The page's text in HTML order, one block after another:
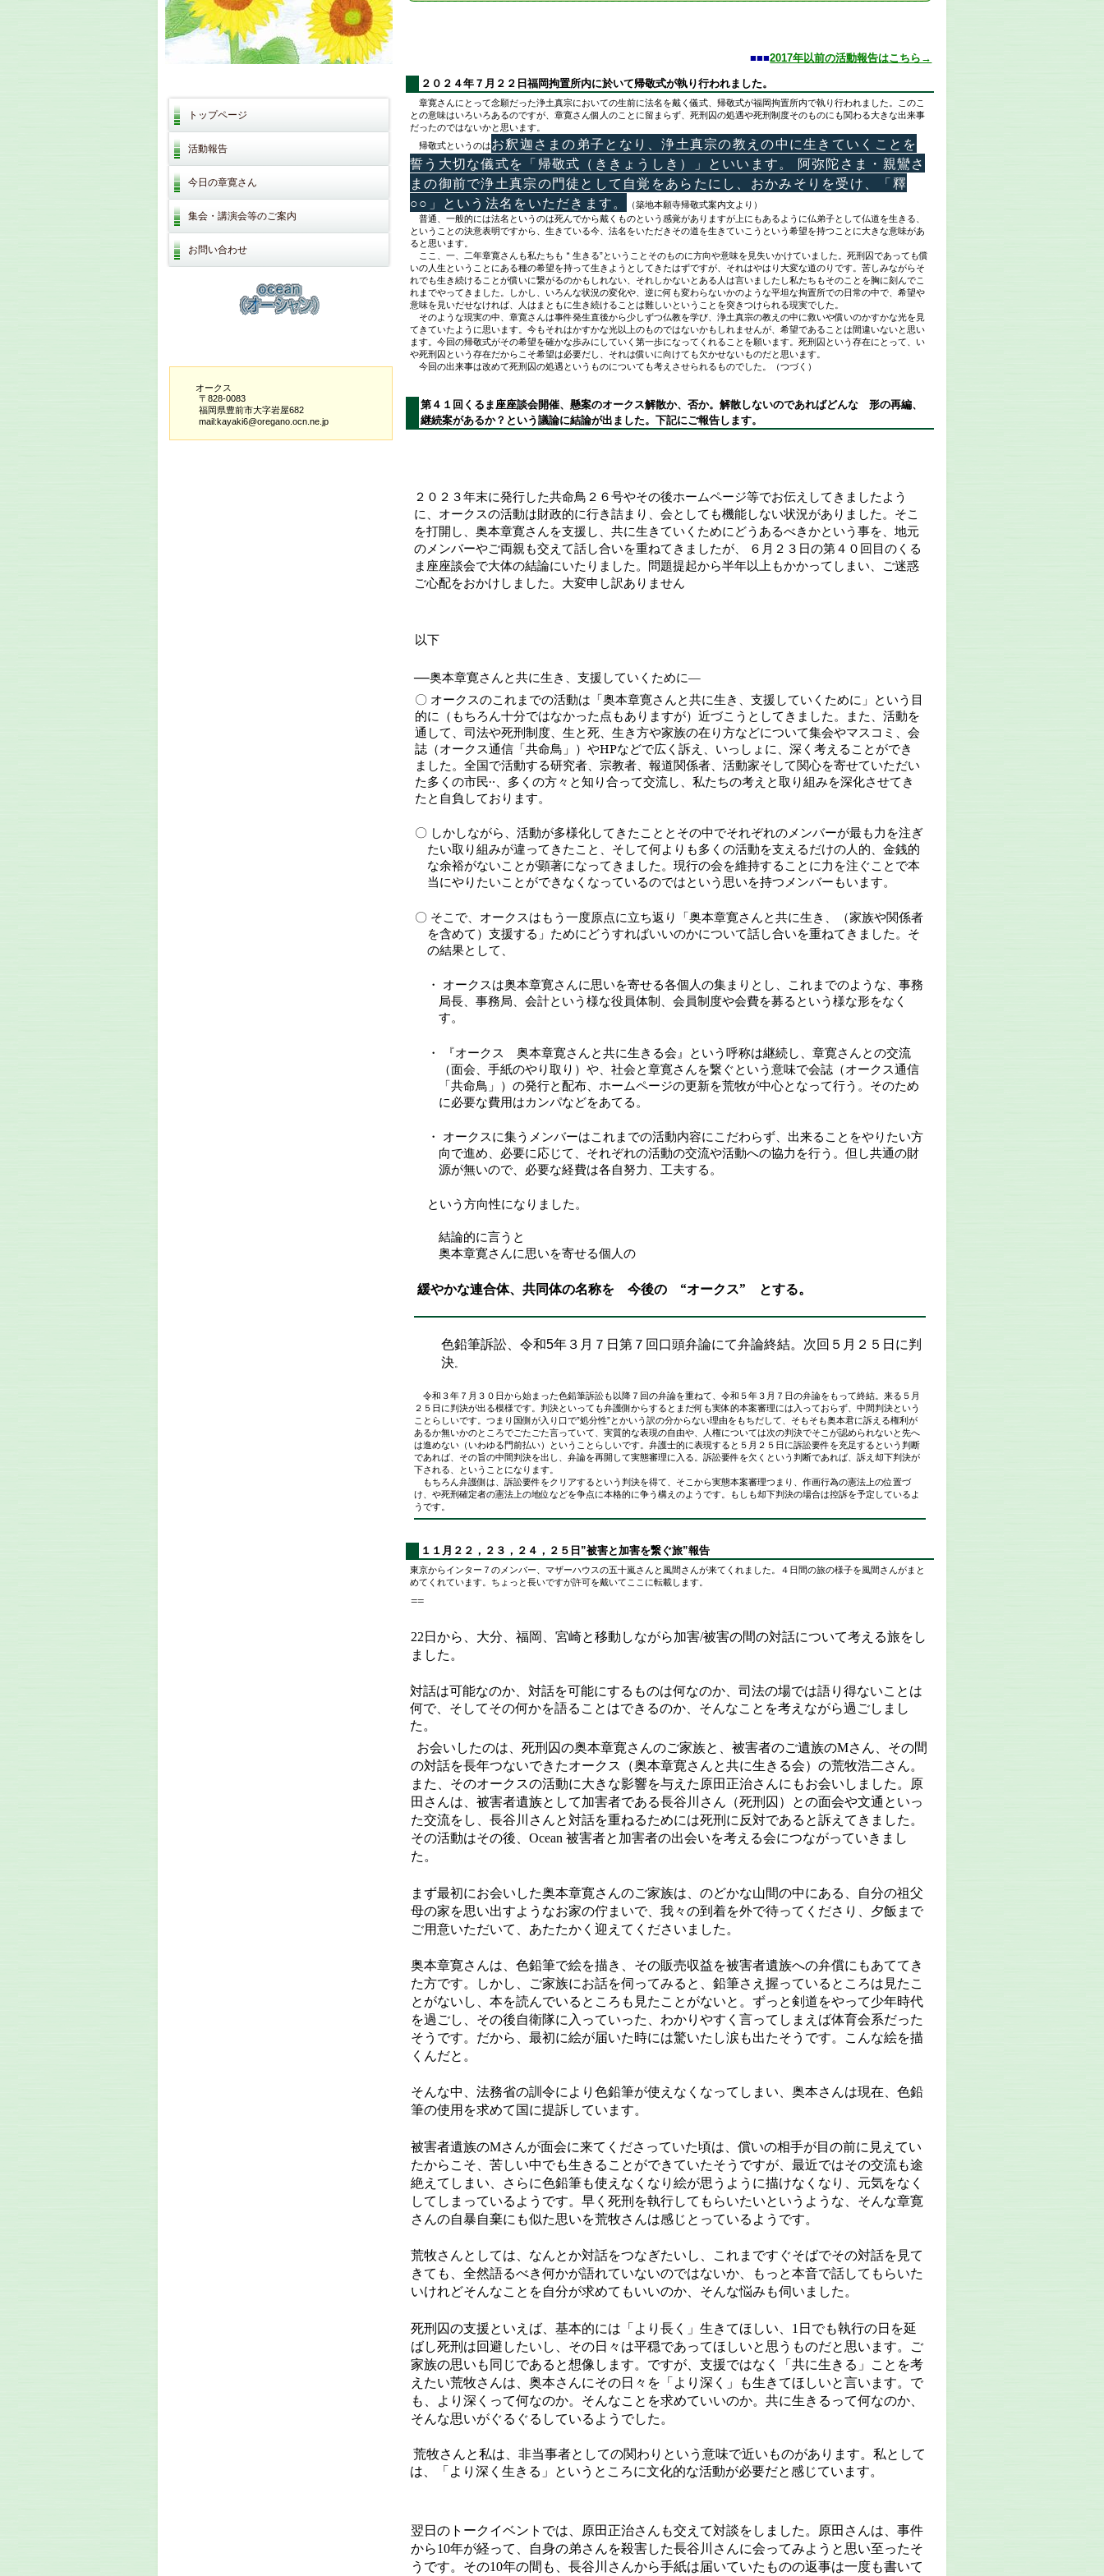
■■■2017年以前の活動報告はこちら→
２０２４年７月２２日福岡拘置所内に於いて帰敬式が執り行われました。
章寛さんにとって念願だった浄土真宗においての生前に法名を戴く儀式、帰敬式が福岡拘置所内で執り行われました。このこ
との意味はいろいろあるのですが、章寛さん個人のことに留まらず、死刑囚の処遇や死刑制度そのものにも関わる大きな出来事
だったのではないかと思います。
帰敬式というのはお釈迦さまの弟子となり、浄土真宗の教えの中に生きていくことを
誓う大切な儀式を「帰敬式（ききょうしき）」といいます。 阿弥陀さま・親鸞さ
まの御前で浄土真宗の門徒として自覚をあらたにし、おかみそりを受け、「釋
○○」という法名をいただきます。
（築地本願寺帰敬式案内文より）
普通、一般的には法名というのは死んでから戴くものという感覚がありますが上にもあるように仏弟子として仏道を生きる、
ということの決意表明ですから、生きている今、法名をいただきその道を生きていこうという希望を持つことに大きな意味があ
ると思います。
ここ、一、二年章寛さんも私たちも＂生きる”ということそのものに方向や意味を見失いかけていました。死刑囚であっても償
いの人生ということにある種の希望を持って生きようとしてきたはずですが、それはやはり大変な道のりです。苦しみながらそ
れでも生き続けることが償いに繋がるのかもしれない、それしかないとある人は言いましたし私たちもそのことを胸に刻んでこ
れまでやってきました。しかし、いろんな状況の変化や、逆に何も変わらないかのような平坦な拘置所での日常の中で、希望や
意味を見いだせなければ、人はまともに生き続けることは難しいということを突きつけられる現実でした。
そのような現実の中、章寛さんは事件発生直後から少しずつ仏教を学び、浄土真宗の教えの中に救いや償いのかすかな光を見
てきていたように思います。今もそれはかすかな光以上のものではないかもしれませんが、希望であることは間違いないと思い
ます。今回の帰敬式がその希望を確かな歩みにしていく第一歩になってくれることを願います。死刑囚という存在にとって、い
や死刑囚という存在だからこそ希望は必要だし、それは償いに向けても欠かせないものだと思います。
今回の出来事は改めて死刑囚の処遇というものについても考えさせられるものでした。（つづく）
第４１回くるま座座談会開催、懸案のオークス解散か、否か。解散しないのであればどんな 形の再編、
継続案があるか？という議論に結論が出ました。下記にご報告します。
２０２３年末に発行した共命鳥２６号やその後ホームページ等でお伝えしてきましたよう
に、オークスの活動は財政的に行き詰まり、会としても機能しない状況がありました。そこ
を打開し、奥本章寛さんを支援し、共に生きていくためにどうあるべきかという事を、地元
のメンバーやご両親も交えて話し合いを重ねてきましたが、
６月２３日の第４０回目のくる
ま座座談会で大体の結論にいたりました。問題提起から半年以上もかかってしまい、ご迷惑
ご心配をおかけしました。大変申し訳ありません
以下
―奥本章寛さんと共に生き、支援していくために―
〇 オークスのこれまでの活動は「奥本章寛さんと共に生き、支援していくために」という目
的に（もちろん十分ではなかった点もありますが）近づこうとしてきました。また、活動を
通して、司法や死刑制度、生と死、生き方や家族の在り方などについて集会やマスコミ、会
誌（オークス通信「共命鳥」 ）やHPなどで広く訴え、いっしょに、深く考えることができ
ました。全国で活動する研究者、宗教者、報道関係者、活動家そして関心を寄せていただい
た多くの市民‥、多くの方々と知り合って交流し、私たちの考えと取り組みを深化させてき
たと自負しております。
〇 しかしながら、活動が多様化してきたこととその中でそれぞれのメンバーが最も力を注ぎ
たい取り組みが違ってきたこと、そして何よりも多くの活動を支えるだけの人的、金銭的
な余裕がないことが顕著になってきました。現行の会を維持することに力を注ぐことで本
当にやりたいことができなくなっているのではという思いを持つメンバーもいます。
〇 そこで、オークスはもう一度原点に立ち返り「奥本章寛さんと共に生き、（家族や関係者
を含めて）支援する」ためにどうすればいいのかについて話し合いを重ねてきました。そ
の結果として、
・ オークスは奥本章寛さんに思いを寄せる各個人の集まりとし、これまでのような、事務
局長、事務局、会計という様な役員体制、会員制度や会費を募るという様な形をなく
す。
・ 『オークス 奥本章寛さんと共に生きる会』という呼称は継続し、章寛さんとの交流
（面会、手紙のやり取り）や、社会と章寛さんを繋ぐという意味で会誌（オークス通信
「共命鳥」）の発行と配布、ホームページの更新を荒牧が中心となって行う。そのため
に必要な費用はカンパなどをあてる。
・ オークスに集うメンバーはこれまでの活動内容にこだわらず、出来ることをやりたい方
向で進め、必要に応じて、それぞれの活動の交流や活動への協力を行う。但し共通の財
源が無いので、必要な経費は各自努力、工夫する。
という方向性になりました。
結論的に言うと
奥本章寛さんに思いを寄せる個人の
緩やかな連合体、共同体の名称を 今後の “オークス” とする。
色鉛筆訴訟、令和5年３月７日第７回口頭弁論にて弁論終結。次回５月２５日に判
決。
令和３年７月３０日から始まった色鉛筆訴訟も以降７回の弁論を重ねて、令和５年３月７日の弁論をもって終結。来る５月
２５日に判決が出る模様です。判決といっても弁護側からするとまだ何も実体的本案審理には入っておらず、中間判決という
ことらしいです。つまり国側が入り口で”処分性”とかいう訳の分からない理由をもちだして、そもそも奥本君に訴える権利が
あるか無いかのところでごたごた言っていて、実質的な表現の自由や、人権については次の判決でそこが認められないと先へ
は進めない（いわゆる門前払い）ということらしいです。弁護士的に表現すると５月２５日に訴訟要件を充足するという判断
であれば、その旨の中間判決を出し、弁論を再開して実態審理に入る。訴訟要件を欠くという判断であれば、訴え却下判決が
下される、ということになります。
もちろん弁護側は、訴訟要件をクリアするという判決を得て、そこから実態本案審理つまり、作画行為の憲法上の位置づ
け、や死刑確定者の憲法上の地位などを争点に本格的に争う構えのようです。もしも却下判決の場合は控訴を予定しているよ
うです。
１１月２２，２３，２４，２５日”被害と加害を繋ぐ旅”報告
東京からインター７のメンバー、マザーハウスの五十嵐さんと風間さんが来てくれました。４日間の旅の様子を風間さんがまと
めてくれています。ちょっと長いですが許可を戴いてここに転載します。
==
22 日から、大分、福岡、宮崎と移動しながら加害/被害の間の対話について考える旅をし
ました。
対話は可能なのか、対話を可能にするものは何なのか、司法の場では語り得ないことは
何で、そしてその何かを語ることはできるのか、そんなことを考えながら過ごしまし
た。
お会いしたのは、死刑囚の奥本章寛さんのご家族と、被害者のご遺族のMさん、その間
の対話を長年つないできたオークス（奥本章寛さんと共に生きる会）の荒牧浩二さん。
また、そのオークスの活動に大きな影響を与えた原田正治さんにもお会いしました。原
田さんは、被害者遺族として加害者である長谷川さん（死刑囚）との面会や文通といっ
た交流をし、長谷川さんと対話を重ねるためには死刑に反対であると訴えてきました。
その活動はその後、Ocean被害者と加害者の出会いを考える会につながっていきまし
た。
まず最初にお会いした奥本章寛さんのご家族は、のどかな山間の中にある、自分の祖父
母の家を思い出すようなお家の佇まいで、我々の到着を外で待ってくださり、夕飯まで
ご用意いただいて、あたたかく迎えてくださいました。
奥本章寛さんは、色鉛筆で絵を描き、その販売収益を被害者遺族への弁償にもあててき
た方です。しかし、ご家族にお話を伺ってみると、鉛筆さえ握っているところは見たこ
とがないし、本を読んでいるところも見たことがないと。ずっと剣道をやって少年時代
を過ごし、その後自衛隊に入っていった、わかりやすく言ってしまえば体育会系だった
そうです。だから、最初に絵が届いた時には驚いたし涙も出たそうです。こんな絵を描
くんだと。
そんな中、法務省の訓令により色鉛筆が使えなくなってしまい、奥本さんは現在、色鉛
筆の使用を求めて国に提訴しています。
被害者遺族のMさんが面会に来てくださっていた頃は、償いの相手が目の前に見えてい
たからこそ、苦しい中でも生きることができていたそうですが、最近ではその交流も途
絶えてしまい、さらに色鉛筆も使えなくなり絵が思うように描けなくなり、元気をなく
してしまっているようです。早く死刑を執行してもらいたいというような、そんな章寛
さんの自暴自棄にも似た思いを荒牧さんは感じとっているようです。
荒牧さんとしては、なんとか対話をつなぎたいし、これまですぐそばでその対話を見て
きても、全然語るべき何かが語れていないのではないか、もっと本音で話してもらいた
いけれどそんなことを自分が求めてもいいのか、そんな悩みも伺いました。
死刑囚の支援といえば、基本的には「より長く」生きてほしい、 1 日でも執行の日を延
ばし死刑は回避したいし、その日々は平穏であってほしいと思うものだと思います。ご
家族の思いも同じであると想像します。ですが、支援ではなく「共に生きる」ことを考
えたい荒牧さんは、奥本さんにその日々を「より深く」も生きてほしいと言います。で
も、より深くって何なのか。そんなことを求めていいのか。共に生きるって何なのか、
そんな思いがぐるぐるしているようでした。
荒牧さんと私は、非当事者としての関わりという意味で近いものがあります。私として
は、「より深く生きる」というところに文化的な活動が必要だと感じています。
翌日のトークイベントでは、原田正治さんも交えて対談をしました。原田さんは、事件
から10年が経って、自身の弟さんを殺害した長谷川さんに会ってみようと思い至ったそ
うです。その10年の間も、長谷川さんから手紙は届いていたものの返事は一度も書いて
トップページ
活動報告
今日の章寛さん
集会・講演会等のご案内
お問い合わせ
オークス
〒828-0083
福岡県豊前市大字岩屋682
mail:kayaki6@oregano.ocn.ne.jp